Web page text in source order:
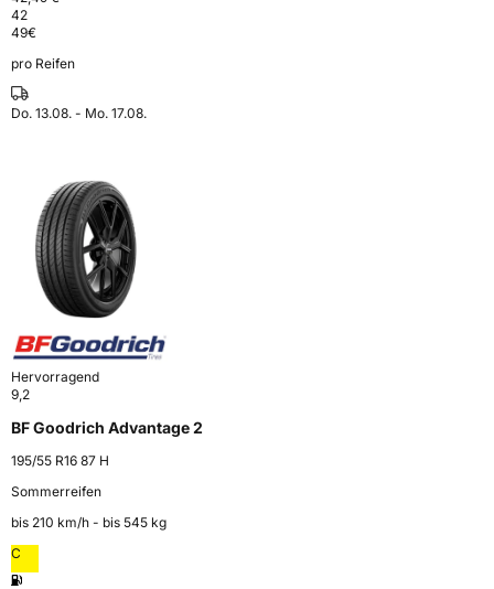
42
49€
pro Reifen
Do. 13.08. - Mo. 17.08.
Hervorragend
9,2
BF Goodrich Advantage 2
195/55 R16 87 H
Sommerreifen
bis 210 km⁠/⁠h - bis 545 kg
C